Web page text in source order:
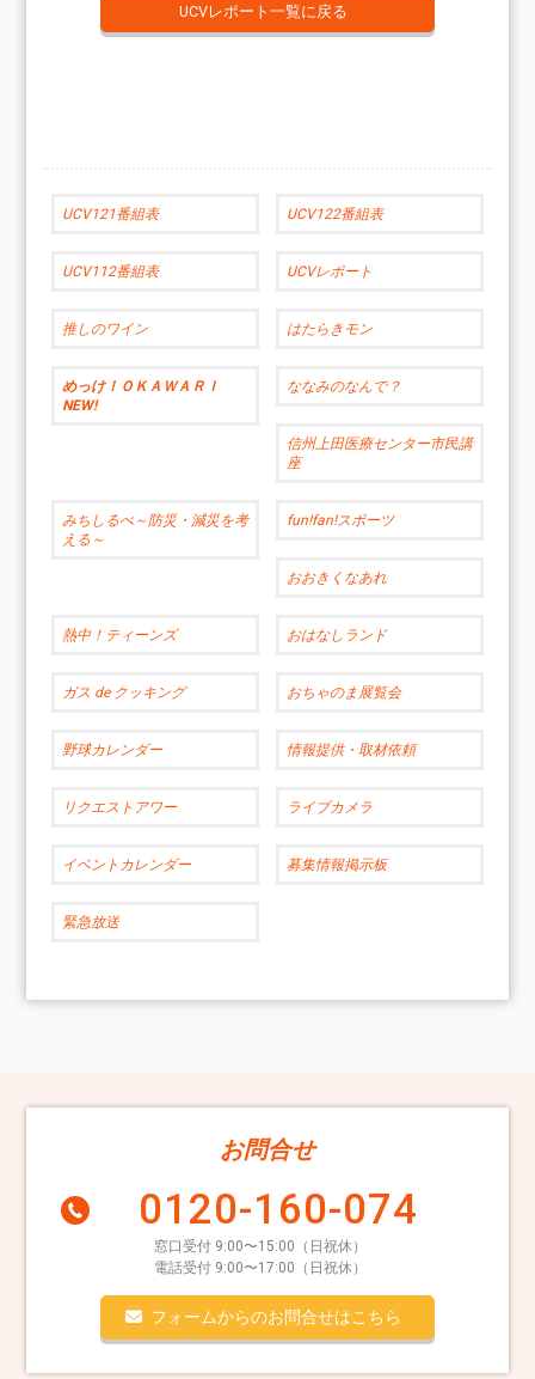
UCVレポート一覧に戻る
UCV121番組表 UCV122番組表
UCV112番組表 UCVレポート
推しのワイン はたらきモン
めっけ！ＯＫＡＷＡＲＩ
NEW!
ななみのなんで？
信州上田医療センター市民講
座
みちしるべ～防災・減災を考
える～
fun!fan!スポーツ
おおきくなあれ
熱中！ティーンズ おはなしランド
ガス de クッキング おちゃのま展覧会
野球カレンダー 情報提供・取材依頼
リクエストアワー ライブカメラ
イベントカレンダー 募集情報掲示板
緊急放送
お問合せ
0120-160-074
窓口受付 9:00〜15:00（日祝休）
電話受付 9:00〜17:00（日祝休）
フォームからのお問合せはこちら